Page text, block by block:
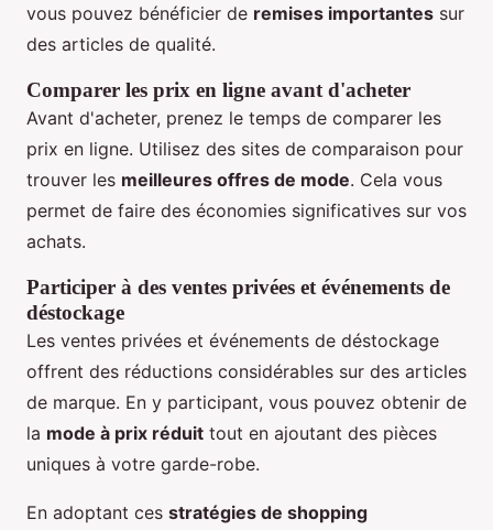
vous pouvez bénéficier de remises importantes sur
des articles de qualité.
Comparer les prix en ligne avant d'acheter
Avant d'acheter, prenez le temps de comparer les
prix en ligne. Utilisez des sites de comparaison pour
trouver les meilleures offres de mode. Cela vous
permet de faire des économies significatives sur vos
achats.
Participer à des ventes privées et événements de
déstockage
Les ventes privées et événements de déstockage
offrent des réductions considérables sur des articles
de marque. En y participant, vous pouvez obtenir de
la mode à prix réduit tout en ajoutant des pièces
uniques à votre garde-robe.
En adoptant ces stratégies de shopping